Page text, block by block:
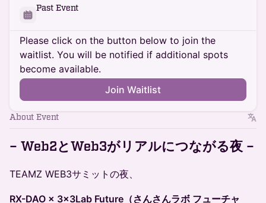
Past Event
Please click on the button below to join the
waitlist. You will be notified if additional spots
become available.
Join Waitlist
About Event
– Web2とWeb3がリアルにつながる夜 –
TEAMZ WEB3サミットの夜、
RX-DAO × 3×3Lab Future（さんさんラボ フューチャ